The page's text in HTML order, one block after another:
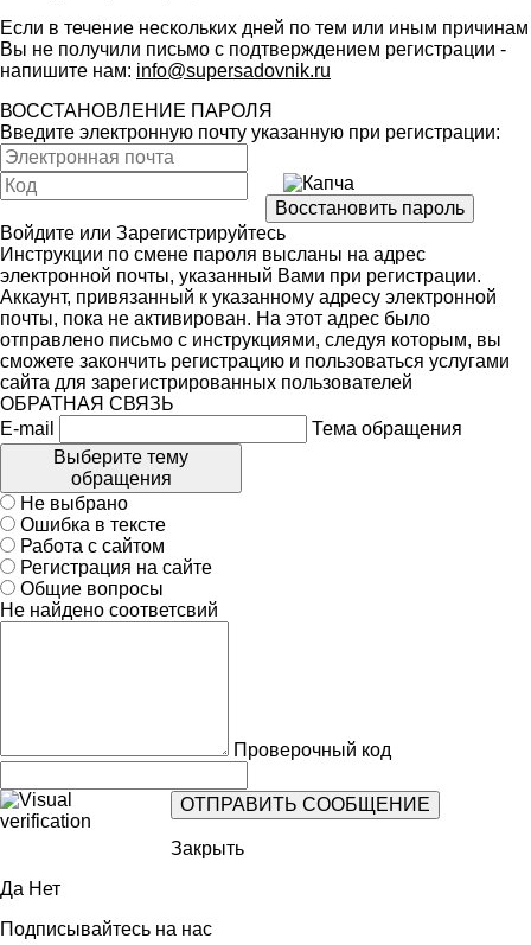
Если в течение нескольких дней по тем или иным причинам
Вы не получили письмо с подтверждением регистрации -
напишите нам: info@supersadovnik.ru
ВОССТАНОВЛЕНИЕ ПАРОЛЯ
Введите электронную почту указанную при регистрации:
Войдите или Зарегистрируйтесь
Инструкции по смене пароля высланы на адрес
электронной почты, указанный Вами при регистрации.
Аккаунт, привязанный к указанному адресу электронной
почты, пока не активирован. На этот адрес было
отправлено письмо с инструкциями, следуя которым, вы
сможете закончить регистрацию и пользоваться услугами
сайта для зарегистрированных пользователей
ОБРАТНАЯ СВЯЗЬ
E-mail
Тема обращения
Выберите тему
обращения
Не выбрано
Ошибка в тексте
Работа с сайтом
Регистрация на сайте
Общие вопросы
Не найдено соответсвий
Проверочный код
Закрыть
Да Нет
Подписывайтесь на нас